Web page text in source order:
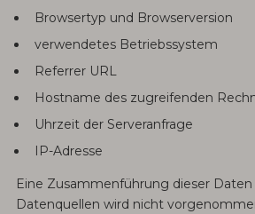
Browsertyp und Browserversion
verwendetes Betriebssystem
Referrer URL
Hostname des zugreifenden
Uhrzeit der Serveranfrage
IP-Adresse
Eine Zusammenführung dieser
Datenquellen wird nicht